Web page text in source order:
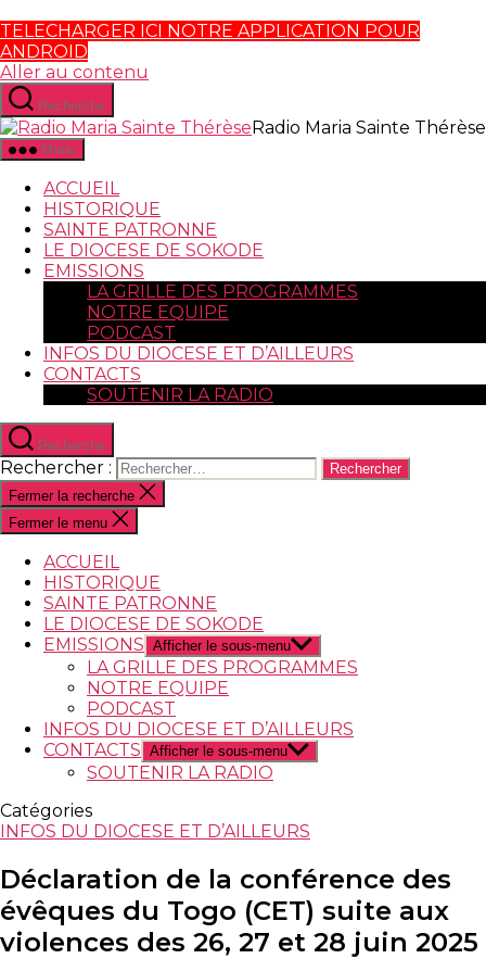
TELECHARGER ICI NOTRE APPLICATION POUR
ANDROID
Aller au contenu
Recherche
Radio Maria Sainte Thérèse
Menu
ACCUEIL
HISTORIQUE
SAINTE PATRONNE
LE DIOCESE DE SOKODE
EMISSIONS
LA GRILLE DES PROGRAMMES
NOTRE EQUIPE
PODCAST
INFOS DU DIOCESE ET D’AILLEURS
CONTACTS
SOUTENIR LA RADIO
Recherche
Rechercher :
Fermer la recherche
Fermer le menu
ACCUEIL
HISTORIQUE
SAINTE PATRONNE
LE DIOCESE DE SOKODE
EMISSIONS Afficher le sous-menu
LA GRILLE DES PROGRAMMES
NOTRE EQUIPE
PODCAST
INFOS DU DIOCESE ET D’AILLEURS
CONTACTS Afficher le sous-menu
SOUTENIR LA RADIO
Catégories
INFOS DU DIOCESE ET D’AILLEURS
Déclaration de la conférence des
évêques du Togo (CET) suite aux
violences des 26, 27 et 28 juin 2025